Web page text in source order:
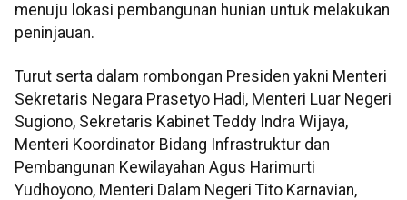
menuju lokasi pembangunan hunian untuk melakukan
peninjauan.
Turut serta dalam rombongan Presiden yakni Menteri
Sekretaris Negara Prasetyo Hadi, Menteri Luar Negeri
Sugiono, Sekretaris Kabinet Teddy Indra Wijaya,
Menteri Koordinator Bidang Infrastruktur dan
Pembangunan Kewilayahan Agus Harimurti
Yudhoyono, Menteri Dalam Negeri Tito Karnavian,